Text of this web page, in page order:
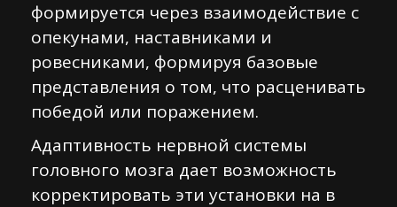
формируется через взаимодействие с
опекунами, наставниками и
ровесниками, формируя базовые
представления о том, что расценивать
победой или поражением.
Адаптивность нервной системы
головного мозга дает возможность
корректировать эти установки на в